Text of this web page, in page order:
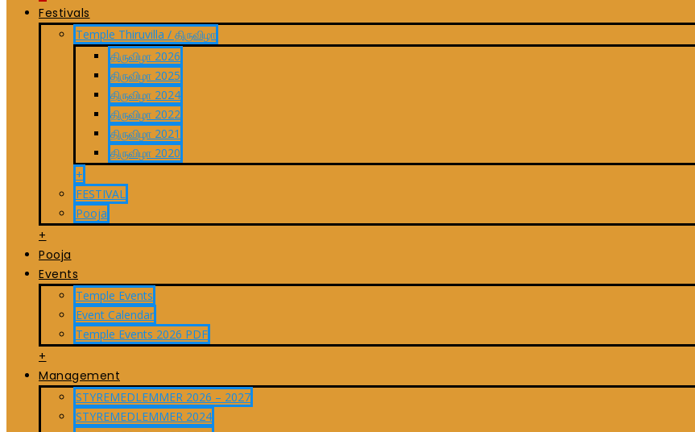
Festivals
Temple Thiruvilla / திருவிழா
திருவிழா 2026
திருவிழா 2025
திருவிழா 2024
திருவிழா 2022
திருவிழா 2021
திருவிழா 2020
+
FESTIVAL
Pooja
+
Pooja
Events
Temple Events
Event Calendar
Temple Events 2026 PDF
+
Management
STYREMEDLEMMER 2026 – 2027
STYREMEDLEMMER 2024